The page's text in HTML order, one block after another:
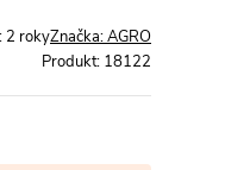
Značka:AGRO
: 2 roky
Produkt: 18122